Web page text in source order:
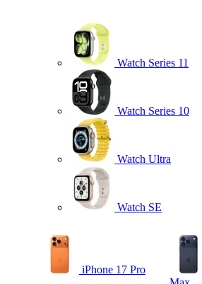
Watch Series 11
Watch Series 10
Watch Ultra
Watch SE
iPhone 17 Pro